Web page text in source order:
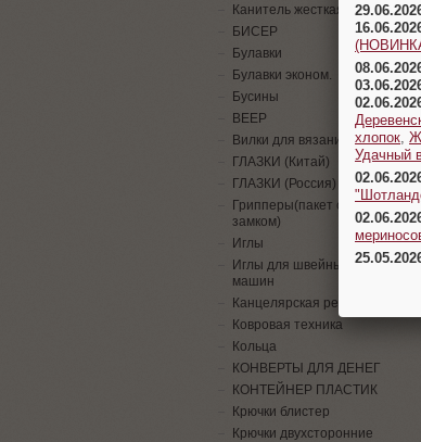
Канитель жесткая
БИСЕР
Булавки
Булавки эконом.
Бусины
ВЕЕР
Вилки для вязания
ГЛАЗКИ (Китай)
ГЛАЗКИ (Россия)
Грипперы(пакет с
замком)
Иглы
Иглы для швейных
машин
Канцелярская резинка
Ковровая техника
Кольца
КОНВЕРТЫ ДЛЯ ДЕНЕГ
КОНТЕЙНЕР ПЛАСТИК
Крючки блистер
Крючки двухсторонние
хлопок
Удачный